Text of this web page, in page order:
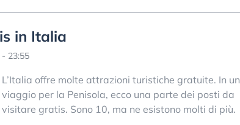
in Italia
23:55
L’Italia offre molte attrazioni turistiche gratuite. In un
viaggio per la Penisola, ecco una parte dei posti da
visitare gratis. Sono 10, ma ne esistono molti di più.